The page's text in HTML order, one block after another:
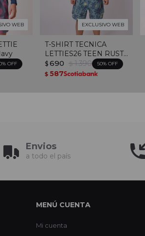
WEB EXCLUSIVO WEB
T-SHIRT TECNICA
LETTIES26 TEEN RUSTY
- Azul
$ 690 $ 1.390 50
$ 587
Envios
a todo el país
MENÚ CUENTA
Mi cuenta